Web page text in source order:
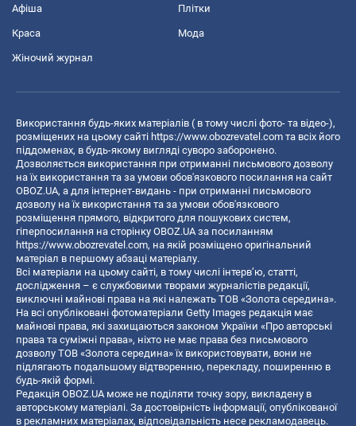
Афіша Плітки
Краса Мода
Жіночий журнал
Використання будь-яких матеріалів ( в тому числі фото- та відео-),
розміщених на цьому сайті https://www.obozrevatel.com та всіх його
піддоменах, в будь-якому вигляді суворо заборонено.
Дозволяється використання при отриманні письмового дозволу
на їх використання та за умови обов'язкового посилання на сайт
OBOZ.UA, а для інтернет-видань - при отриманні письмового
дозволу на їх використання та за умови обов'язкового
розміщення прямого, відкритого для пошукових систем,
гіперпосилання на сторінку OBOZ.UA за посиланням
https://www.obozrevatel.com, на якій розміщено оригінальний
матеріал в першому абзаці матеріалу.
Всі матеріали на цьому сайті, в тому числі інтерв’ю, статті,
дослідження – є службовими творами журналістів редакції,
виключні майнові права на які належать ТОВ «Золота середина».
На всі опубліковані фотоматеріали Getty Images редакція має
майнові права, які захищаються законом України «Про авторські
права та суміжні права», ніхто не має права без письмового
дозволу ТОВ «Золота середина» їх використовувати, вони не
підлягають подальшому відтворенню, перекладу, поширенню в
будь-якій формі.
Редакція OBOZ.UA може не поділяти точку зору, викладену в
авторському матеріалі. За достовірність інформації, опублікованої
в рекламних матеріалах, відповідальність несе рекламодавець.